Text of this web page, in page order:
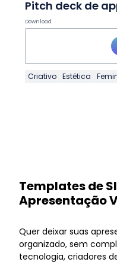
Download
Criativo Estética
Templates de
Apresentação
Quer deixar suas
organizado, sem
tecnologia, criadores